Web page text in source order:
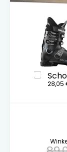
28,05